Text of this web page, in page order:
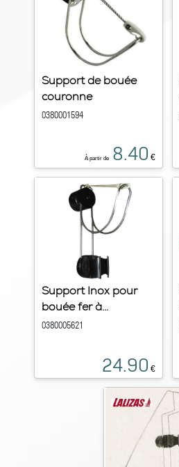
Support de bouée
couronne
0380001594
À partir de 8.40 €
Support Inox pour
bouée fer à...
0380005621
24.90 €